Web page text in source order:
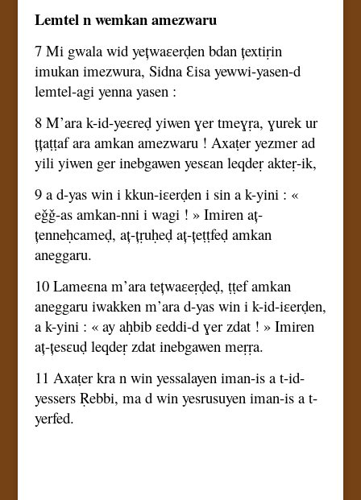
Lemtel n wemkan amezwaru
7 Mi gwala wid yețwaɛerḍen bdan țextiṛin
imukan imezwura, Sidna Ɛisa yewwi-yasen-d
lemtel-agi yenna yasen :
8 M’ara k-id-yeɛreḍ yiwen ɣer tmeɣṛa, ɣurek ur
țțaṭṭaf ara amkan amezwaru ! Axaṭer yezmer ad
yili yiwen ger inebgawen yesɛan leqdeṛ akteṛ-ik,
9 a d-yas win i kkun-iɛerḍen i sin a k-yini : «
eǧǧ-as amkan-nni i wagi ! » Imiren aț-
țenneḥcameḍ, aț-țṛuḥeḍ aț-țeṭṭfeḍ amkan
aneggaru.
10 Lameɛna m’ara tețwaɛeṛḍeḍ, ṭṭef amkan
aneggaru iwakken m’ara d-yas win i k-id-iɛerḍen,
a k-yini : « ay aḥbib ɛeddi-d ɣer zdat ! » Imiren
aț-țesɛuḍ leqdeṛ zdat inebgawen meṛṛa.
11 Axaṭer kra n win yessalayen iman-is a t-id-
yessers Ṛebbi, ma d win yesrusuyen iman-is a t-
yerfed.